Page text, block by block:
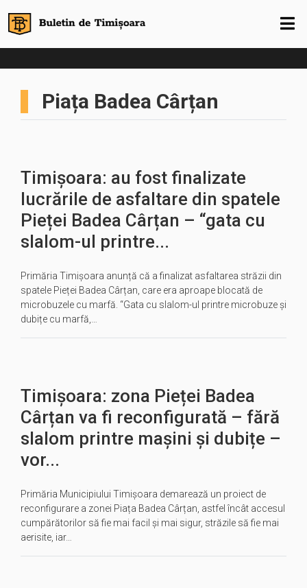
Piața Badea Cârțan
Timișoara: au fost finalizate
lucrările de asfaltare din spatele
Pieței Badea Cârțan – “gata cu
slalom-ul printre...
Primăria Timișoara anunță că a finalizat asfaltarea străzii din
spatele Pieței Badea Cârțan, care era aproape blocată de
microbuzele cu marfă. “Gata cu slalom-ul printre microbuze și
dubițe cu marfă,…
Timișoara: zona Pieței Badea
Cârțan va fi reconfigurată – fără
slalom printre mașini și dubițe –
vor...
Primăria Municipiului Timișoara demarează un proiect de
reconfigurare a zonei Piața Badea Cârțan, astfel încât accesul
cumpărătorilor să fie mai facil și mai sigur, străzile să fie mai
aerisite, iar…